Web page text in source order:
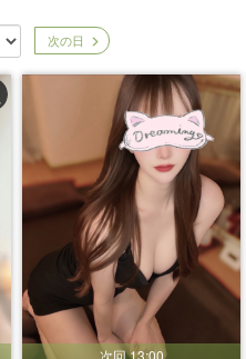
次の日
次回 13:00